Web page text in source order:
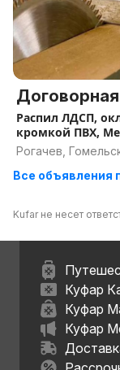
Договорная
Распил ЛДСП,
кромкой ПВХ,
под ЗАКАЗ
Рогачев,
Все объявления
Kufar не несет
Куфар
Куфар
Куфар